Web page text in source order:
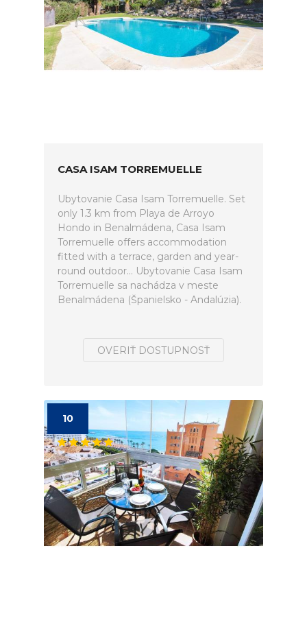
CASA ISAM TORREMUELLE
Ubytovanie Casa Isam Torremuelle. Set
only 1.3 km from Playa de Arroyo
Hondo in Benalmádena, Casa Isam
Torremuelle offers accommodation
fitted with a terrace, garden and year-
round outdoor... Ubytovanie Casa Isam
Torremuelle sa nachádza v meste
Benalmádena (Španielsko - Andalúzia).
OVERIŤ DOSTUPNOSŤ
10